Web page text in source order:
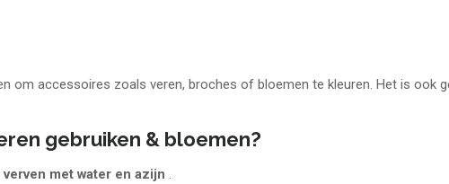
om accessoires zoals veren, broches of bloemen te kleuren. Het is ook
gebruiken & bloemen?
verven met water en azijn .